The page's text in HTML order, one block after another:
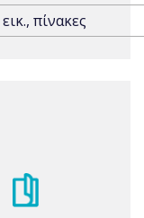
πίνακες